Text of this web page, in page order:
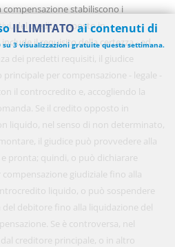
compensazione stabiliscono i
del credito opposto in
il requisito della certezza - ed
dei predetti requisiti, il giudice
per compensazione - legale -
il controcredito e, accogliendo la
Se il credito opposto in
liquido, nel senso di non determinato,
il giudice può provvedere alla
pronta; quindi, o può dichiarare
giudiziale fino alla
liquido, o può sospendere
debitore fino alla liquidazione del
Se è controversa, nel
creditore principale, o in altro
ILLIMITATOai contenuti di
su 3 visualizzazioni gratuite questa settimana.
€ ANNUALI
risparmi il 21%!
ora
€
ora